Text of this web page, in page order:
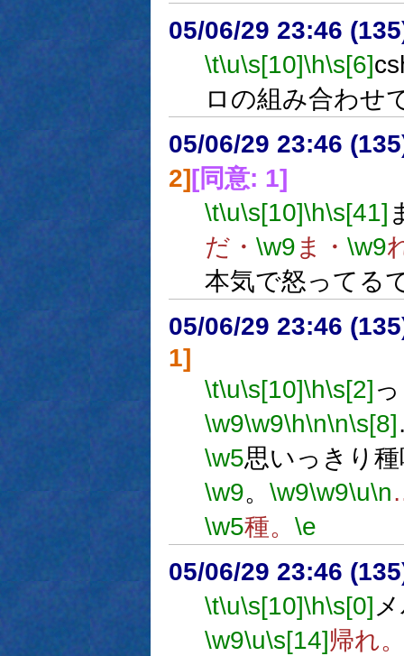
05/06/29 23:46
\t\u\s[10]\h\s[6]
ロの組み合わせ
05/06/29 23:46
2][同意: 1]
\t\u\s[10]\h\s[41]
だ・ \w9ま・ \w9
本気で怒ってる
05/06/29 23:46
1]
\t\u\s[10]\h\s[2]
\w9\w9\h\n\n\s[8]
\w5思いっきり
\w9。 \w9\w9\u\n
\w5種。 \e
05/06/29 23:46
\t\u\s[10]\h\s[0]
\w9\u\s[14]帰れ